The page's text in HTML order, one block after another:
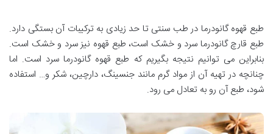
طبع قهوه گانودرما در طب سنتی تا حد زیادی به ترکیبات آن بستگی دارد.
طبع قارچ گانودرما سرد و خشک است، طبع قهوه نیز سرد و خشک است.
بنابراین می توانیم نتیجه بگیریم که طبع قهوه گانودرما سرد است. اما
چنانچه در تهیه آن از مواد گرم مانند جنسینگ، دارچین، شکر و… استفاده
شود، طبع آن رو به تعادل می رود.